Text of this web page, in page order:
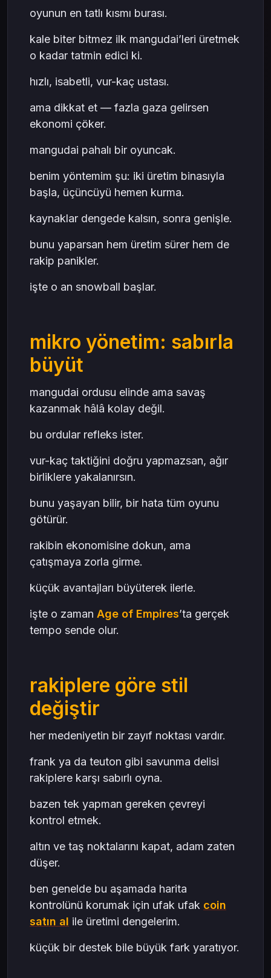
oyunun en tatlı kısmı burası.
kale biter bitmez ilk mangudai’leri üretmek
o kadar tatmin edici ki.
hızlı, isabetli, vur-kaç ustası.
ama dikkat et — fazla gaza gelirsen
ekonomi çöker.
mangudai pahalı bir oyuncak.
benim yöntemim şu: iki üretim binasıyla
başla, üçüncüyü hemen kurma.
kaynaklar dengede kalsın, sonra genişle.
bunu yaparsan hem üretim sürer hem de
rakip panikler.
işte o an snowball başlar.
mikro yönetim: sabırla
büyüt
mangudai ordusu elinde ama savaş
kazanmak hâlâ kolay değil.
bu ordular refleks ister.
vur-kaç taktiğini doğru yapmazsan, ağır
birliklere yakalanırsın.
bunu yaşayan bilir, bir hata tüm oyunu
götürür.
rakibin ekonomisine dokun, ama
çatışmaya zorla girme.
küçük avantajları büyüterek ilerle.
işte o zaman Age of Empires’ta gerçek
tempo sende olur.
rakiplere göre stil
değiştir
her medeniyetin bir zayıf noktası vardır.
frank ya da teuton gibi savunma delisi
rakiplere karşı sabırlı oyna.
bazen tek yapman gereken çevreyi
kontrol etmek.
altın ve taş noktalarını kapat, adam zaten
düşer.
ben genelde bu aşamada harita
kontrolünü korumak için ufak ufak coin
satın al ile üretimi dengelerim.
küçük bir destek bile büyük fark yaratıyor.